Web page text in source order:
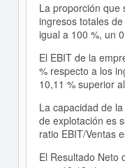
La proporción que
ingresos totales
igual a 100 %, un
El EBIT de la
% respecto a los
10,11 % superior
La capacidad de
de explotación es
ratio EBIT/Ventas
El Resultado Neto